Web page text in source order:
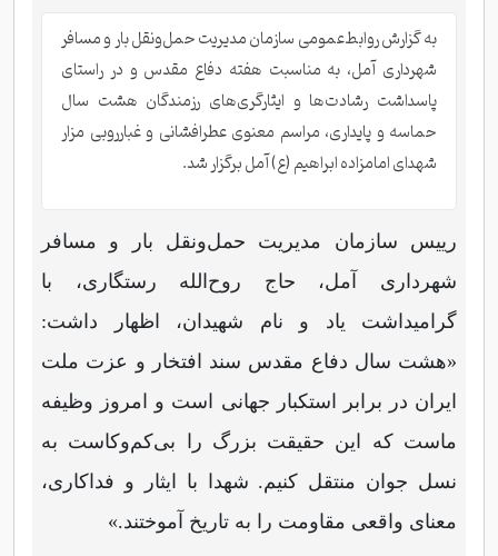
به گزارش روابط‌عمومی سازمان مدیریت حمل‌ونقل بار و مسافر
شهرداری آمل، به مناسبت هفته دفاع مقدس و در راستای
پاسداشت رشادت‌ها و ایثارگری‌های رزمندگان هشت سال
حماسه و پایداری، مراسم معنوی عطرافشانی و غبارروبی مزار
شهدای امامزاده ابراهیم (ع) آمل برگزار شد.
رییس سازمان مدیریت حمل‌ونقل بار و مسافر
شهرداری آمل، حاج روح‌الله رستگاری، با
گرامیداشت یاد و نام شهیدان، اظهار داشت:
«هشت سال دفاع مقدس سند افتخار و عزت ملت
ایران در برابر استکبار جهانی است و امروز وظیفه
ماست که این حقیقت بزرگ را بی‌کم‌وکاست به
نسل جوان منتقل کنیم. شهدا با ایثار و فداکاری،
معنای واقعی مقاومت را به تاریخ آموختند.»